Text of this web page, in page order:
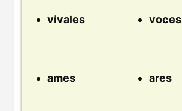
vivales voces
ames ares